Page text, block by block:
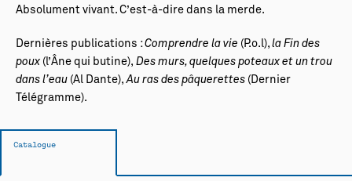
Absolument vivant. C’est-à-dire dans la merde.
Dernières publications :Comprendre la vie (P.o.l), la Fin des
poux (l’Âne qui butine), Des murs, quelques poteaux et un trou
dans l’eau (Al Dante), Au ras des pâquerettes (Dernier
Télégramme).
Catalogue